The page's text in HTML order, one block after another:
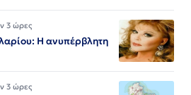
3 ώρες
Η ανυπέρβλητη
3 ώρες